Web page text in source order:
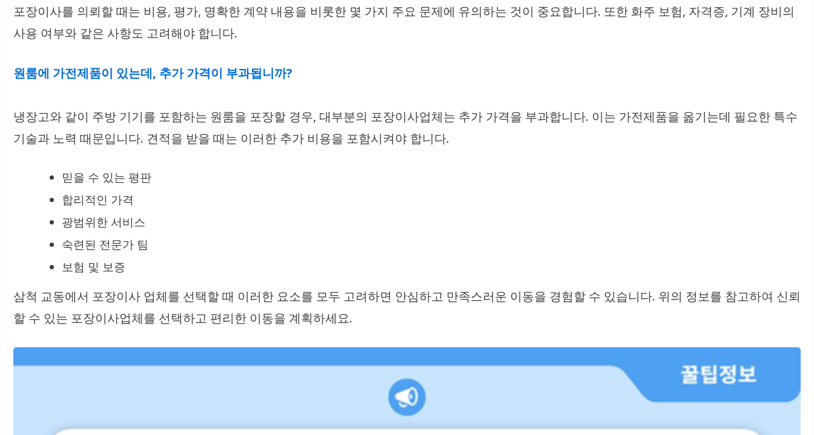
포장이사를 의뢰할 때는 비용, 평가, 명확한 계약 내용을 비롯한 몇 가지 주요 문제에 유의하는 것이 중요합니다. 또한 화주 보험, 자격증, 기계 장비의
사용 여부와 같은 사항도 고려해야 합니다.
원룸에 가전제품이 있는데, 추가 가격이 부과됩니까?
냉장고와 같이 주방 기기를 포함하는 원룸을 포장할 경우, 대부분의 포장이사업체는 추가 가격을 부과합니다. 이는 가전제품을 옮기는데 필요한 특수
기술과 노력 때문입니다. 견적을 받을 때는 이러한 추가 비용을 포함시켜야 합니다.
믿을 수 있는 평판
합리적인 가격
광범위한 서비스
숙련된 전문가 팀
보험 및 보증
삼척 교동에서 포장이사 업체를 선택할 때 이러한 요소를 모두 고려하면 안심하고 만족스러운 이동을 경험할 수 있습니다. 위의 정보를 참고하여 신뢰
할 수 있는 포장이사업체를 선택하고 편리한 이동을 계획하세요.